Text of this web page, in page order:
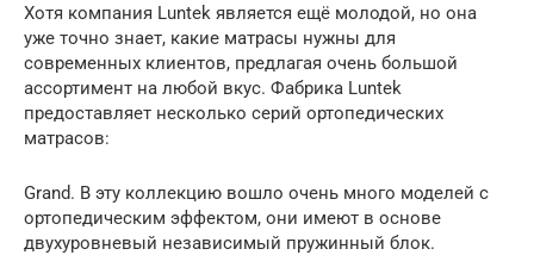
Хотя компания Luntek является ещё молодой, но она
уже точно знает, какие матрасы нужны для
современных клиентов, предлагая очень большой
ассортимент на любой вкус. Фабрика Luntek
предоставляет несколько серий ортопедических
матрасов:
Grand. В эту коллекцию вошло очень много моделей с
ортопедическим эффектом, они имеют в основе
двухуровневый независимый пружинный блок.